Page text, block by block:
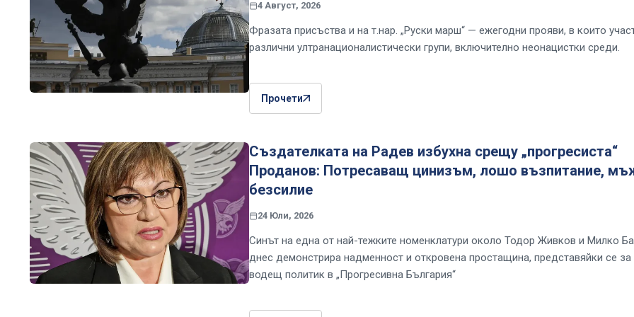
4 Август, 2026
Фразата присъства и на т.нар. „Руски марш“ — ежегодни прояви, в които
различни ултранационалистически групи, включително неонацистки среди.
Прочети
Създателката на Радев избухна срещу „прогресиста“
Проданов: Потресаващ цинизъм, лошо възпитание,
безсилие
24 Юли, 2026
Синът на една от най-тежките номенклатури около Тодор Живков и Милко
днес демонстрира надменност и откровена простащина, представяйки се за
водещ политик в „Прогресивна България“